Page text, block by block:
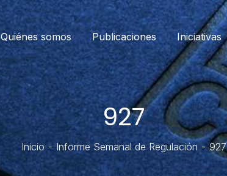
Quiénes somos Publicaciones Iniciativas
927
Inicio Informe Semanal de Regulación 927